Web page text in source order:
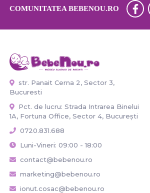
COMUNITATEA BEBENOU.RO
str. Panait Cerna 2, Sector 3,
Bucuresti
Pct. de lucru: Strada Intrarea Binelui
1A, Fortuna Office, Sector 4, București
0720.831.688
Luni-Vineri: 09:00 - 18:00
contact@bebenou.ro
marketing@bebenou.ro
ionut.cosac@bebenou.ro